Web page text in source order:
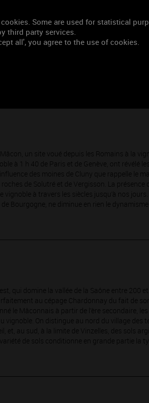
de légumes, pintades aux olives
tandoori.
les fromages de chèvre, comme le «
un site voué depuis les Romains à la
à 1 h 40 de Paris et de Genève, ont révélé
des moines de Cluny que rappelle le
de Solutré et de Vergisson. La présence
à travers les siècles jusqu’à nos
Bourgogne, ne diminue en rien le
qui domine la vallée de la Saône entre 200 et
au cépage Chardonnay du fait de
le Mâconnais à partir de l’ère secondaire,
On distingue au nord du village des
au sud, à la limite de Vinzelles, des sols
de sols conditionne en grande partie la
Some are used for statistical
third party services.
all', you agree to the use of cookies.